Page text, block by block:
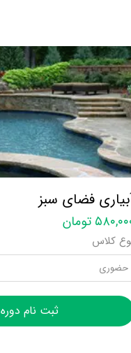
فضای سبز
تومان
کلاس
حضوری
ثبت نام دوره